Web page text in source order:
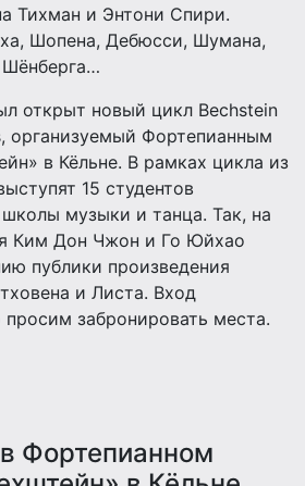
Тихман и Энтони Спири.
Шопена, Дебюсси, Шумана,
открыт новый цикл Bechstein
организуемый Фортепианным
в Кёльне. В рамках цикла из
15 студентов
музыки и танца. Так, на
Ким Дон Чжон и Го Юйхао
публики произведения
и Листа. Вход
забронировать места.
Фортепианном